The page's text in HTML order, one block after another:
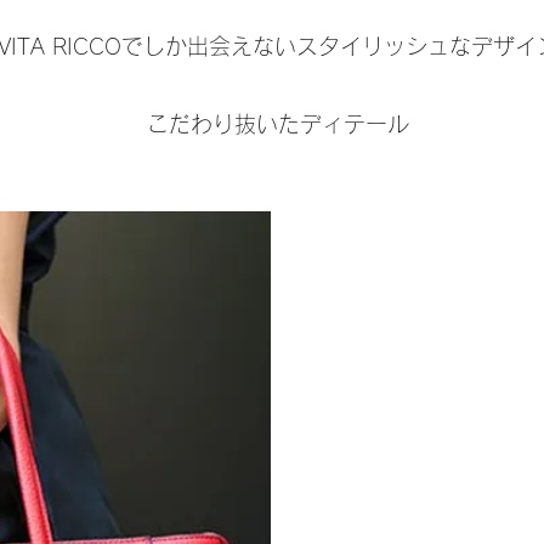
RICCOでしか出会えないスタイリッシュなデザイ
こだわり抜いたディテール